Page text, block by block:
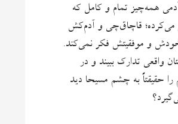
همه‌چیز تمام و کامل که
می‌کرده؛ قاچاق‌چی و آدم‌کش
و موفقیتش فکر نمی‌کند.
واقعی تدارک ببیند و در
حقیقتاً به چشم مسیحا دید